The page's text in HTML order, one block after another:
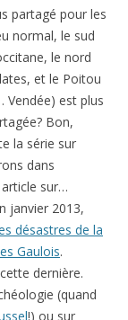
partagé pour les
normal, le sud
le nord
et le Poitou
Vendée) est plus
Bon,
la série sur
dans
sur…
janvier 2013,
désastres de la
Gaulois.
dernière.
(quand
!) ou sur